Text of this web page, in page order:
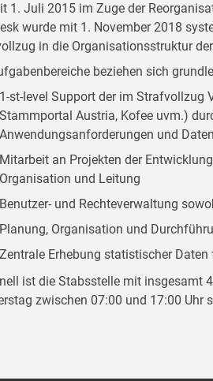
1. Juli 2015 im Zuge der
wurde mit 1. November 2018
in die Organisationsstruktur
beziehen sich
1-st-level Support der im Strafvollzug
Stammportal Austria, Kofee uvm.)
Anwendungsanforderungen und
Mitarbeit an Projekten der
Organisation und Leitung
Benutzer- und Rechteverwaltung
Planung, Organisation und
Zentrale Erhebung statistischer
ist die Stabsstelle mit insgesamt
zwischen 07:00 und 17:00 Uhr